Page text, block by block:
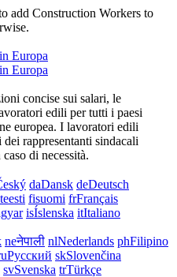
add Construction Workers to
concise sui salari, le
edili per tutti i paesi
europea. I lavoratori edili
rappresentanti sindacali
di necessità.
daDansk deDeutsch
eesti fisuomi frFrançais
isÍslenska itItaliano
neनेपाली nlNederlands phFilipino
Русский skSlovenčina
svSvenska trTürkçe